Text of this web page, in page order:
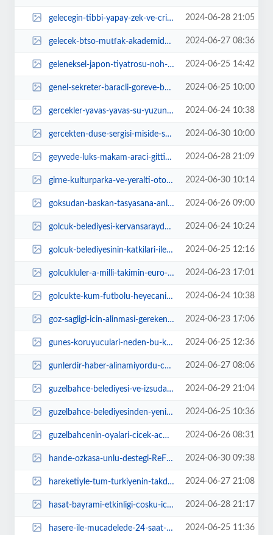
gelecegin-tibbi-yapay-zek-ve-crispr-teknolojisinde-sDA4Z71y.jpg 2024-06-28 21:05
gelecek-btso-mutfak-akademide-pisiyor-E5NUDgwE.jpg 2024-06-27 08:36
geleneksel-japon-tiyatrosu-noh-gosterisi-istanbulda-LbzhBQFF.jpg 2024-06-25 14:42
genel-sekreter-baracli-goreve-basladi-wB3HDjMT.jpg 2024-06-25 10:00
gercekler-yavas-yavas-su-yuzune-cikmaya-basliyor-fGUneDBY.jpg 2024-06-24 10:38
gercekten-duse-sergisi-miside-sanatseverlerle-bulustu-q5A7HDs7.jpg 2024-06-30 10:00
geyvede-luks-makam-araci-gitti-yerine-minibusler-geldi-jF7qKZSC.jpg 2024-06-28 21:09
girne-kulturparka-ve-yeralti-otoparkina-modern-dokunus-amyK3U5h.jpg 2024-06-30 10:14
goksudan-baskan-tasyasana-anlamli-hediye-cGO5UTcZ.jpg 2024-06-26 09:00
golcuk-belediyesi-kervansarayda-duzenleyecegi-konserde-vefatinin-12-yilinda-b... 2024-06-24 10:24
golcuk-belediyesinin-katkilari-ile-bu-yil-5si-duzenlenen-koyler-arasi-futbol-... 2024-06-25 12:16
golcukluler-a-milli-takimin-euro-2024-avrupa-futbol-sampiyonasinda-portekiz-i... 2024-06-23 17:01
golcukte-kum-futbolu-heyecani-icin-kayitlar-basladi-LweIQGCN.jpg 2024-06-24 10:38
goz-sagligi-icin-alinmasi-gereken-5-onlem-ZlkpbXre.jpg 2024-06-23 17:06
gunes-koruyuculari-neden-bu-kadar-onemli-ZEniVCtd.jpeg 2024-06-25 12:36
gunlerdir-haber-alinamiyordu-cansiz-bedenine-ulasildi-QQFWcgKG.jpg 2024-06-27 08:06
guzelbahce-belediyesi-ve-izsudan-ortak-hizmet-hamlesi-H1wLSca1.jpg 2024-06-29 21:04
guzelbahce-belediyesinden-yeni-protokol-5ymFRr4R.jpg 2024-06-25 10:36
guzelbahcenin-oyalari-cicek-acti-9cFT1Pek.jpg 2024-06-26 08:31
hande-ozkasa-unlu-destegi-ReFV2MyE.jpg 2024-06-30 09:38
hareketiyle-tum-turkiyenin-takdirini-kazanmisti-tural-sahbazli-24-tvnin-canli... 2024-06-27 21:08
hasat-bayrami-etkinligi-cosku-icerisinde-gerceklestirildi-EJVIPeRM.jpg 2024-06-28 21:17
hasere-ile-mucadelede-24-saat-kesintisiz-hizmet-6jdu1pME.jpg 2024-06-25 11:36